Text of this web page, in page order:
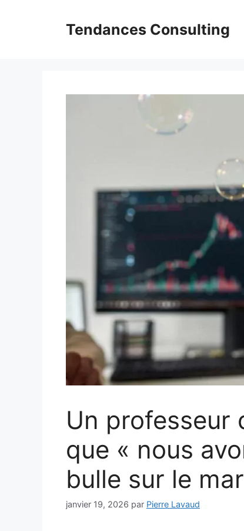
Tendances Consulting
Un professeur
que « nous
bulle sur le
janvier 19, 2026 par Pierre Lavaud